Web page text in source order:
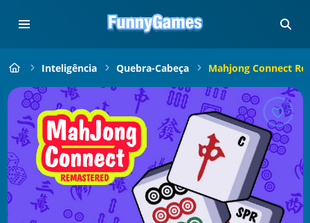
Inteligência Quebra-Cabeça Mahjong Connect